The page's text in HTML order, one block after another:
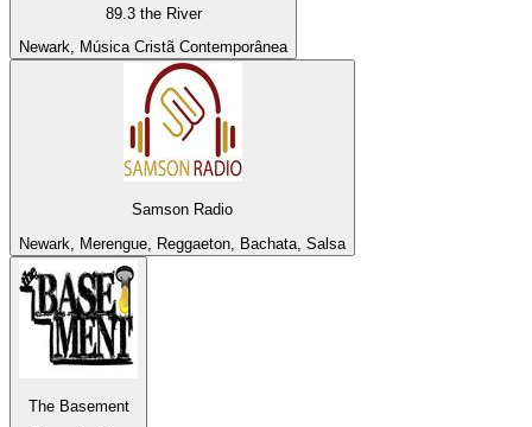
89.3 the River
Newark, Música Cristã Contemporânea
Samson Radio
Newark, Merengue, Reggaeton, Bachata, Salsa
The Basement